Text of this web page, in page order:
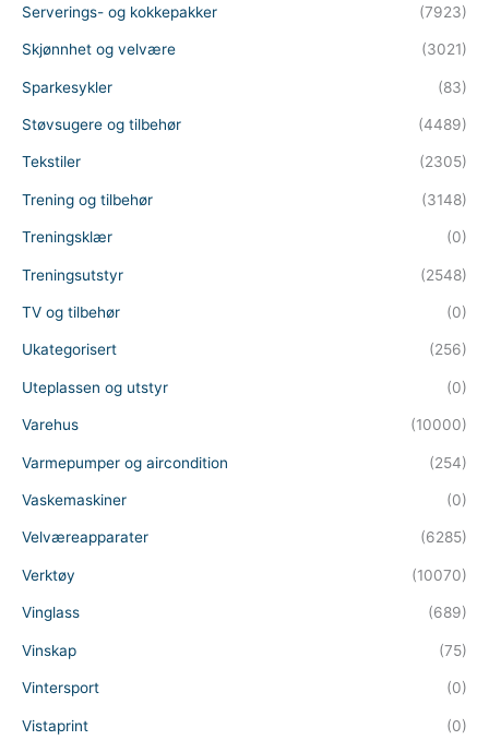
Serverings- og kokkepakker (7923)
Skjønnhet og velvære (3021)
Sparkesykler (83)
Støvsugere og tilbehør (4489)
Tekstiler (2305)
Trening og tilbehør (3148)
Treningsklær (0)
Treningsutstyr (2548)
TV og tilbehør (0)
Ukategorisert (256)
Uteplassen og utstyr (0)
Varehus (10000)
Varmepumper og aircondition (254)
Vaskemaskiner (0)
Velværeapparater (6285)
Verktøy (10070)
Vinglass (689)
Vinskap (75)
Vintersport (0)
Vistaprint (0)